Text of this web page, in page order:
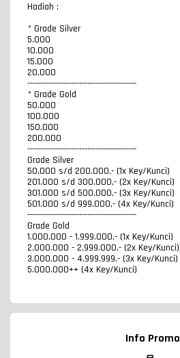
Hadiah :
* Grade Silver
5.000
10.000
15.000
20.000
----------------------------------------
* Grade Gold
50.000
100.000
150.000
200.000
----------------------------------------
Grade Silver
50.000 s/d 200.000,- (1x Key/Kunci)
201.000 s/d 300.000,- (2x Key/Kunci)
301.000 s/d 500.000,- (3x Key/Kunci)
501.000 s/d 999.000,- (4x Key/Kunci)
----------------------------------------
Grade Gold
1.000.000 - 1.999.000,- (1x Key/Kunci)
2.000.000 - 2.999.000,- (2x Key/Kunci)
3.000.000 - 4.999.999,- (3x Key/Kunci)
5.000.000++ (4x Key/Kunci)
Info Promo